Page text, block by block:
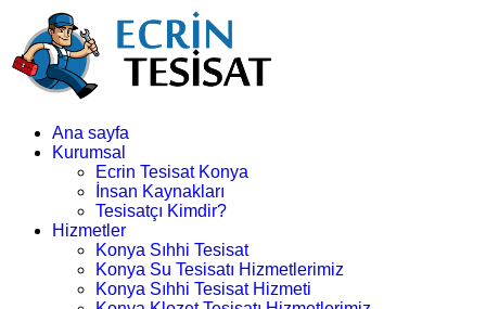
Ana sayfa
Kurumsal
Ecrin Tesisat Konya
İnsan Kaynakları
Tesisatçı Kimdir?
Hizmetler
Konya Sıhhi Tesisat
Konya Su Tesisatı Hizmetlerimiz
Konya Sıhhi Tesisat Hizmeti